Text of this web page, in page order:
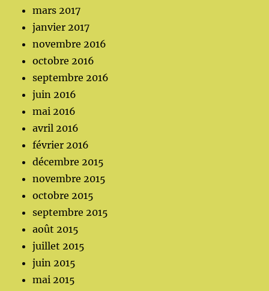
mars 2017
janvier 2017
novembre 2016
octobre 2016
septembre 2016
juin 2016
mai 2016
avril 2016
février 2016
décembre 2015
novembre 2015
octobre 2015
septembre 2015
août 2015
juillet 2015
juin 2015
mai 2015